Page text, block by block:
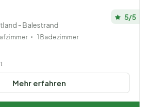
- Balestrand
5/5
1 Badezimmer
Mehr erfahren